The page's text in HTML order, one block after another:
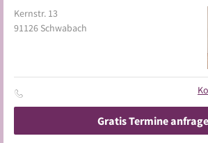
Kernstr. 13
91126 Schwabach
Gratis Termine